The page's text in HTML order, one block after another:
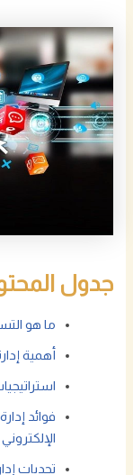
جدول
ما هو
أهمية
فوائد
الإلكتروني
تحديات